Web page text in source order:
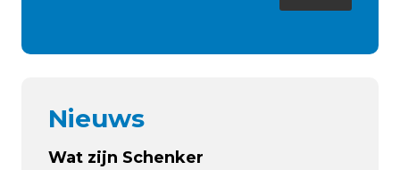
Nieuws
Wat zijn Schenker